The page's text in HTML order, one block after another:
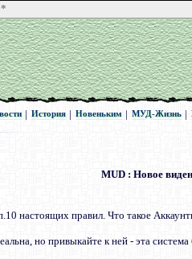
| История
История | Новеньким
Новеньким | МУД-Жизнь
МУД-Жизнь|
MUD : Новое
настоящих правил. Что такое
но привыкайте к ней - эта